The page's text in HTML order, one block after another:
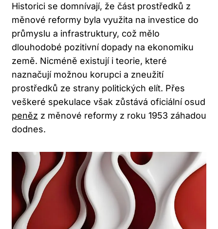
Historici se domnívají, že část prostředků z
měnové reformy byla využita na investice do
průmyslu a infrastruktury, což mělo
dlouhodobé pozitivní dopady na ekonomiku
země. Nicméně existují i teorie, které
naznačují možnou korupci a zneužití
prostředků ze strany politických elít. Přes
veškeré spekulace však zůstává oficiální osud
peněz z měnové reformy z roku 1953 záhadou
dodnes.